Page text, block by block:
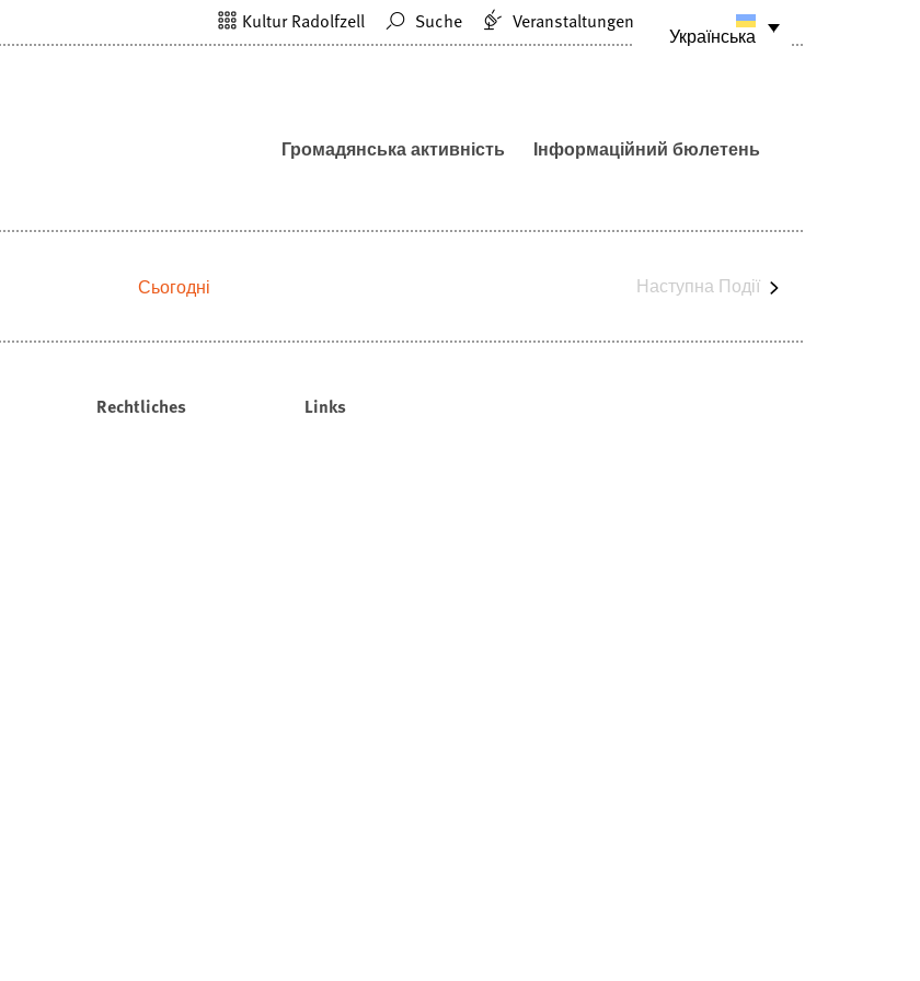
Українська
Kultur Radolfzell Suche Veranstaltungen
Громадянська активність Інформаційний бюлетень
Сьогодні Наступна Події
Rechtliches Links